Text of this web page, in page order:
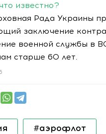
известно?
Рада Украины
заключение
военной службы в
старше 60 лет.
#аэрофлот